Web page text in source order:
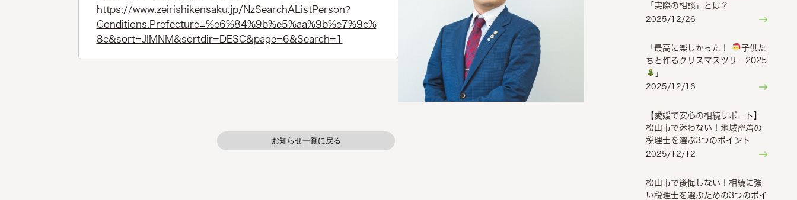
https://www.zeirishikensaku.jp/NzSearchAListPerson?
Conditions.Prefecture=%e6%84%9b%e5%aa%9b%e7%9c%
8c&sort=JIMNM&sortdir=DESC&page=6&Search=1
お知らせ一覧に戻る
「実際の相談」とは？
2025/12/26
「最高に楽しかった！
子供た
ちと作るクリスマスツリー2025
」
2025/12/16
【愛媛で安心の相続サポート】
松山市で迷わない！地域密着の
税理士を選ぶ3つのポイント
2025/12/12
松山市で後悔しない！相続に強
い税理士を選ぶための3つのポイ